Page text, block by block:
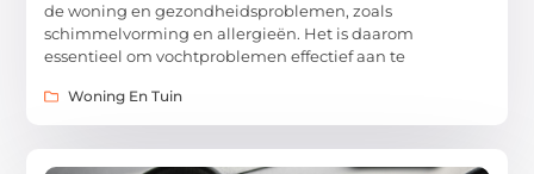
de woning en gezondheidsproblemen, zoals
schimmelvorming en allergieën. Het is daarom
essentieel om vochtproblemen effectief aan te
Woning En Tuin